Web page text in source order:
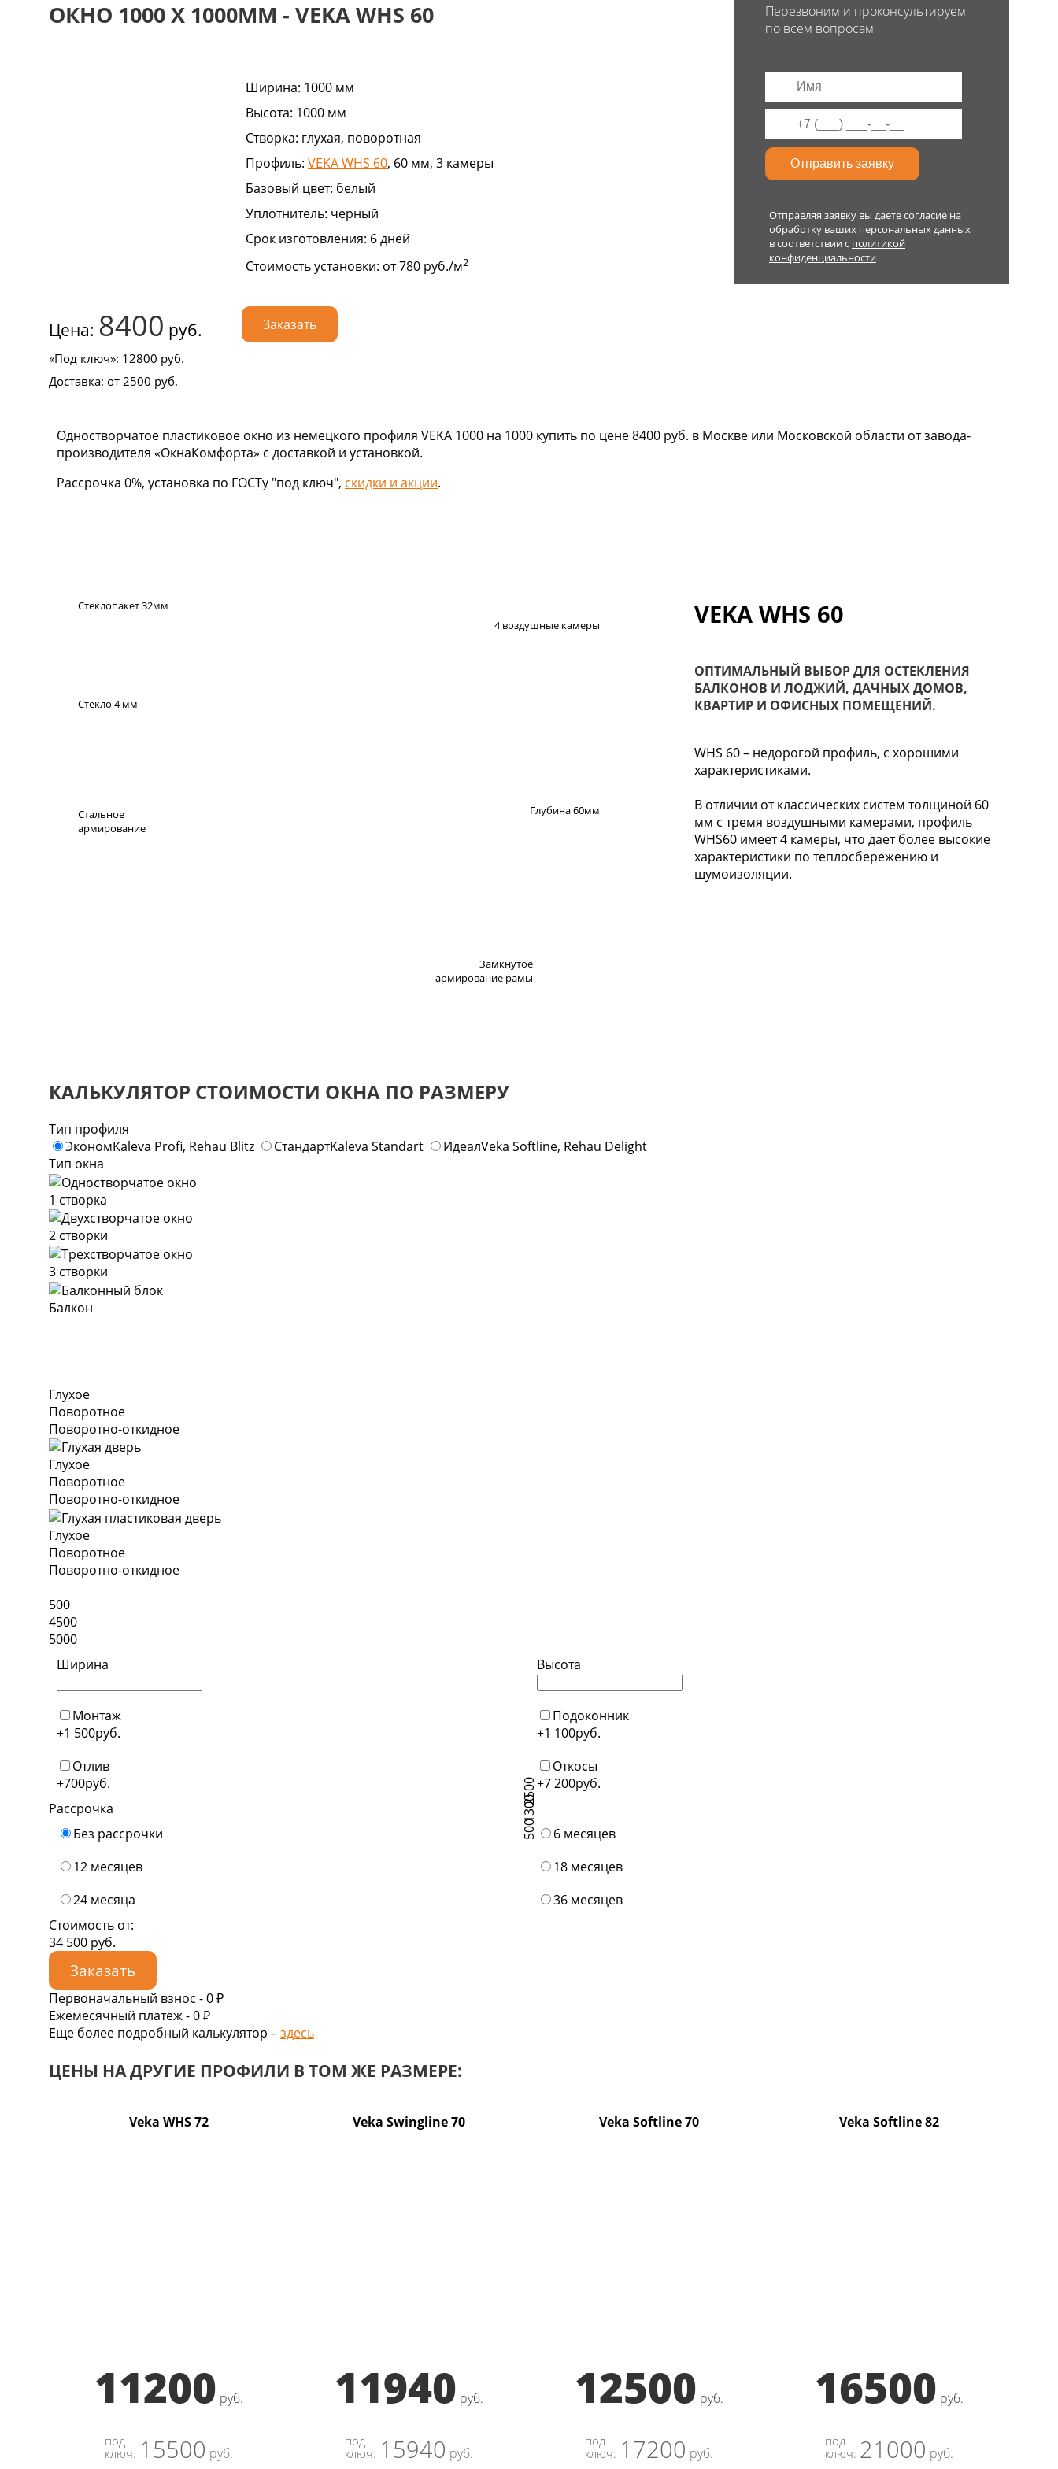
Перезвоним и проконсультируем
по всем вопросам
Отправляя заявку вы даете согласие на
обработку ваших персональных данных
в соответствии с политикой
конфиденциальности
ОКНО 1000 Х 1000ММ - VEKA WHS 60
Ширина: 1000 мм
Высота: 1000 мм
Створка: глухая, поворотная
Профиль: VEKA WHS 60, 60 мм, 3 камеры
Базовый цвет: белый
Уплотнитель: черный
Срок изготовления: 6 дней
Стоимость установки: от 780 руб./м2
Цена: 8400 руб.
«Под ключ»: 12800 руб.
Доставка: от 2500 руб.
Заказать
Одностворчатое пластиковое окно из немецкого профиля VEKA 1000 на 1000 купить по цене 8400 руб. в Москве или Московской области от завода-
производителя «ОкнаКомфорта» с доставкой и установкой.
Рассрочка 0%, установка по ГОСТу "под ключ", скидки и акции.
Стеклопакет 32мм
Стекло 4 мм
Стальное
армирование
4 воздушные камеры
Глубина 60мм
Замкнутое
армирование рамы
VEKA WHS 60
ОПТИМАЛЬНЫЙ ВЫБОР ДЛЯ ОСТЕКЛЕНИЯ
БАЛКОНОВ И ЛОДЖИЙ, ДАЧНЫХ ДОМОВ,
КВАРТИР И ОФИСНЫХ ПОМЕЩЕНИЙ.
WHS 60 – недорогой профиль, с хорошими
характеристиками.
В отличии от классических систем толщиной 60
мм с тремя воздушными камерами, профиль
WHS60 имеет 4 камеры, что дает более высокие
характеристики по теплосбережению и
шумоизоляции.
КАЛЬКУЛЯТОР СТОИМОСТИ ОКНА ПО РАЗМЕРУ
Тип профиля
ЭкономKaleva Profi, Rehau Blitz СтандартKaleva Standart ИдеалVeka Softline, Rehau Delight
Тип окна
1 створка
2 створки
3 створки
Балкон
2500
1300
500
Глухое
Поворотное
Поворотно-откидное
Глухое
Поворотное
Поворотно-откидное
Глухое
Поворотное
Поворотно-откидное
500
4500
5000
Ширина
Высота
Монтаж
+1 500руб.
Подоконник
+1 100руб.
Отлив
+700руб.
Откосы
+7 200руб.
Рассрочка
Без рассрочки
6 месяцев
12 месяцев
18 месяцев
24 месяца
36 месяцев
Стоимость от:
34 500 руб.
Заказать
Первоначальный взнос -0 ₽
Ежемесячный платеж -0₽
Еще более подробный калькулятор –здесь
ЦЕНЫ НА ДРУГИЕ ПРОФИЛИ В ТОМ ЖЕ РАЗМЕРЕ:
Veka WHS 72
11200 руб.
под
ключ: 15500 руб.
Veka Swingline 70
11940 руб.
под
ключ: 15940 руб.
Veka Softline 70
12500 руб.
под
ключ: 17200 руб.
Veka Softline 82
16500 руб.
под
ключ: 21000 руб.